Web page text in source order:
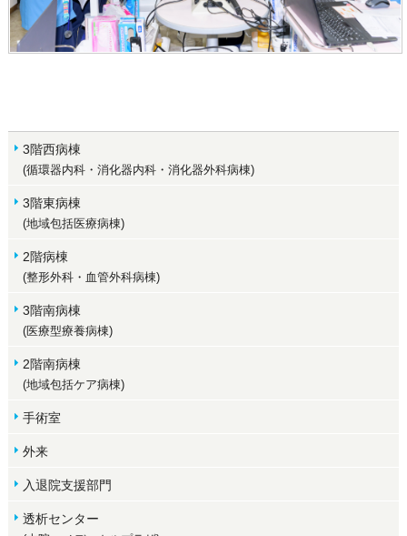
3階西病棟
(循環器内科・消化器内科・消化器外科病棟)
3階東病棟
(地域包括医療病棟)
2階病棟
(整形外科・血管外科病棟)
3階南病棟
(医療型療養病棟)
2階南病棟
(地域包括ケア病棟)
手術室
外来
入退院支援部門
透析センター